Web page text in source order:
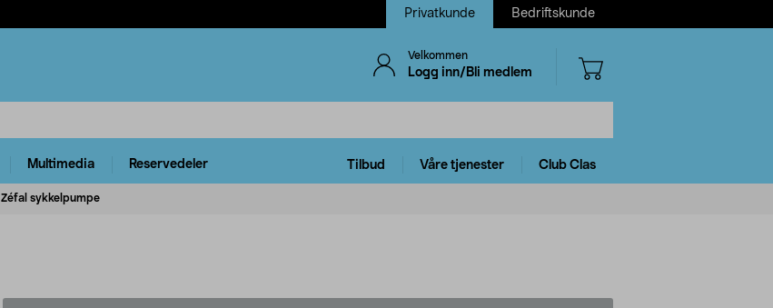
Privatkunde Bedriftskunde
Velkommen
Logg inn/Bli medlem
Multimedia Reservedeler Tilbud Våre tjenester Club Clas
Zéfal sykkelpumpe